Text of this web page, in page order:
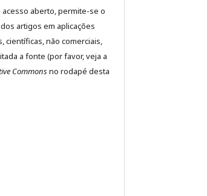
aberto, permite-se o
artigos em aplicações
científicas, não comerciais,
a fonte (por favor, veja a
Commonsno rodapé desta